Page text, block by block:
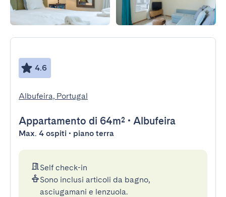
4.6
Albufeira, Portugal
Appartamento di 64m² • Albufeira
Max. 4 ospiti • piano terra
Self check-in
Sono inclusi articoli da bagno,
asciugamani e lenzuola.